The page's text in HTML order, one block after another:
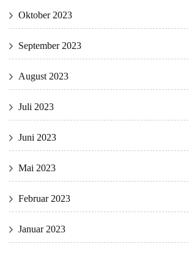
Oktober 2023
September 2023
August 2023
Juli 2023
Juni 2023
Mai 2023
Februar 2023
Januar 2023